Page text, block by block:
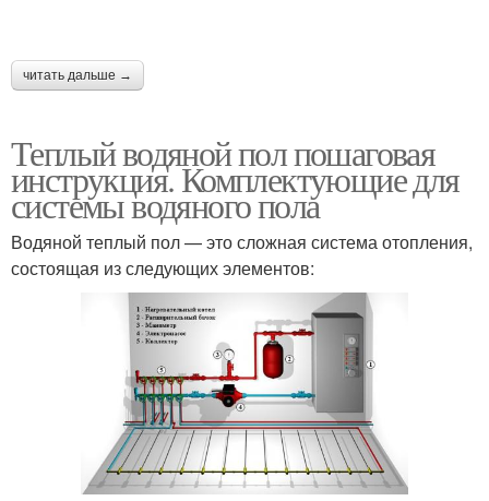
читать дальше →
Теплый водяной пол пошаговая
инструкция. Комплектующие для
системы водяного пола
Водяной теплый пол — это сложная система отопления,
состоящая из следующих элементов: